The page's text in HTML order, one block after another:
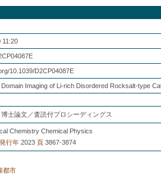
11:20
10.1039/D2CP04087E
Domain Imaging of Li-rich Disordered Rocksalt-type
士論文／査読付プロシーディングス
Chemistry Chemical Physics
発行年 2023 頁 3867-3874
都市